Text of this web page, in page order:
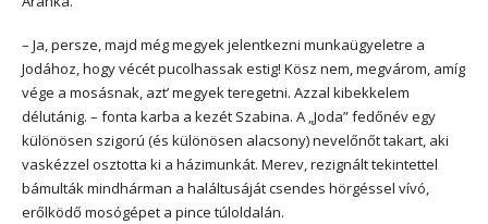
– Ja, persze, majd még megyek jelentkezni munkaügyeletre a
Jodához, hogy vécét pucolhassak estig! Kösz nem, megvárom, amíg
vége a mosásnak, azt’ megyek teregetni. Azzal kibekkelem
délutánig. – fonta karba a kezét Szabina. A „Joda” fedőnév egy
különösen szigorú (és különösen alacsony) nevelőnőt takart, aki
vaskézzel osztotta ki a házimunkát. Merev, rezignált tekintettel
bámulták mindhárman a haláltusáját csendes hörgéssel vívó,
erőlködő mosógépet a pince túloldalán.